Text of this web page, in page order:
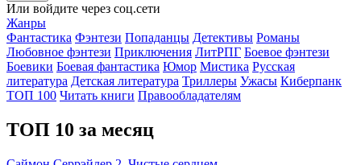
Или войдите через соц.сети
Жанры
Фантастика Фэнтези Попаданцы Детективы Романы
Любовное фэнтези Приключения ЛитРПГ Боевое фэнтези
Боевики Боевая фантастика Юмор Мистика Русская
литература Детская литература Триллеры Ужасы Киберпанк
ТОП 100 Читать книги Правообладателям
ТОП 10 за месяц